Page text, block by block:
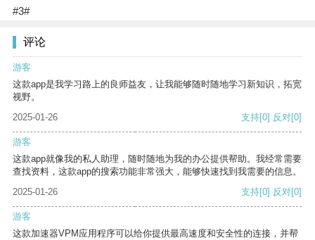
#3#
评论
游客
这款app是我学习路上的良师益友，让我能够随时随地学习新知识，拓宽
视野。
2025-01-26
支持[0] 反对[0]
游客
这款app就像我的私人助理，随时随地为我的办公提供帮助。我经常需要
查找资料，这款app的搜索功能非常强大，能够快速找到我需要的信息。
2025-01-26
支持[0] 反对[0]
游客
这款加速器VPM应用程序可以给你提供最高速度和安全性的连接，并帮